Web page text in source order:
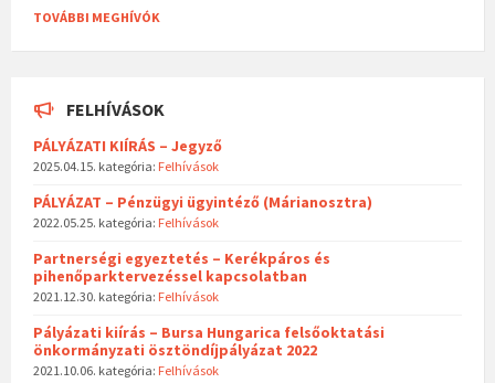
TOVÁBBI MEGHÍVÓK
FELHÍVÁSOK
PÁLYÁZATI KIÍRÁS – Jegyző
2025.04.15. kategória: Felhívások
PÁLYÁZAT – Pénzügyi ügyintéző (Márianosztra)
2022.05.25. kategória: Felhívások
Partnerségi egyeztetés – Kerékpáros és
pihenőparktervezéssel kapcsolatban
2021.12.30. kategória: Felhívások
Pályázati kiírás – Bursa Hungarica felsőoktatási
önkormányzati ösztöndíjpályázat 2022
2021.10.06. kategória: Felhívások